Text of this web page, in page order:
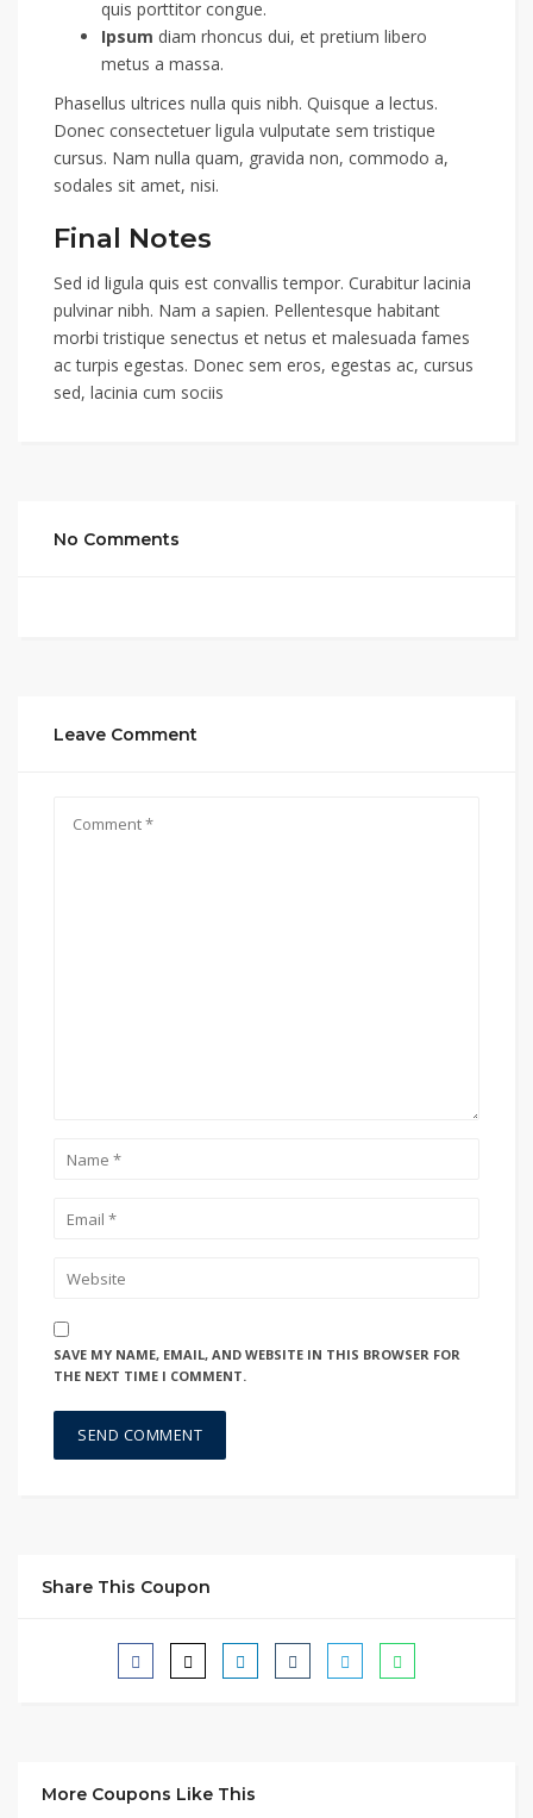
quis porttitor congue.
Ipsum diam rhoncus dui, et pretium libero
metus a massa.
Phasellus ultrices nulla quis nibh. Quisque a lectus.
Donec consectetuer ligula vulputate sem tristique
cursus. Nam nulla quam, gravida non, commodo a,
sodales sit amet, nisi.
Final Notes
Sed id ligula quis est convallis tempor. Curabitur lacinia
pulvinar nibh. Nam a sapien. Pellentesque habitant
morbi tristique senectus et netus et malesuada fames
ac turpis egestas. Donec sem eros, egestas ac, cursus
sed, lacinia cum sociis
No Comments
Leave Comment
SAVE MY NAME, EMAIL, AND WEBSITE IN THIS BROWSER FOR
THE NEXT TIME I COMMENT.
Share This Coupon
More Coupons Like This